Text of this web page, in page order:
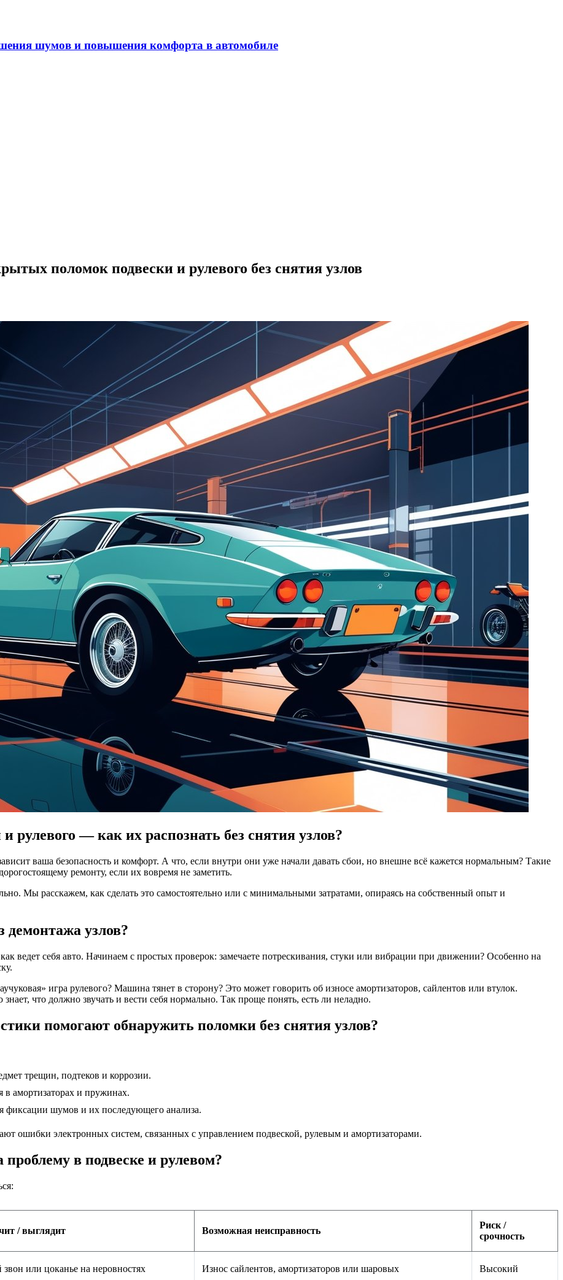
шумов и повышения комфорта в автомобиле
поломок подвески и рулевого без снятия узлов
— как их распознать без снятия узлов?
ваша безопасность и комфорт. А что, если внутри они уже начали давать сбои, но внешне всё кажется нормальным? Такие
ремонту, если их вовремя не заметить.
Мы расскажем, как сделать это самостоятельно или с минимальными затратами, опираясь на собственный опыт и
демонтажа узлов?
ведет себя авто. Начинаем с простых проверок: замечаете потрескивания, стуки или вибрации при движении? Особенно на
игра рулевого? Машина тянет в сторону? Это может говорить об износе амортизаторов, сайлентов или втулок.
что должно звучать и вести себя нормально. Так проще понять, есть ли неладно.
помогают обнаружить поломки без снятия узлов?
трещин, подтеков и коррозии.
амортизаторах и пружинах.
фиксации шумов и их последующего анализа.
ошибки электронных систем, связанных с управлением подвеской, рулевым и амортизаторами.
в подвеске и рулевом?
/ выглядит Возможная неисправность
Риск /
срочность
или цоканье на неровностях Износ сайлентов, амортизаторов или шаровых Высокий